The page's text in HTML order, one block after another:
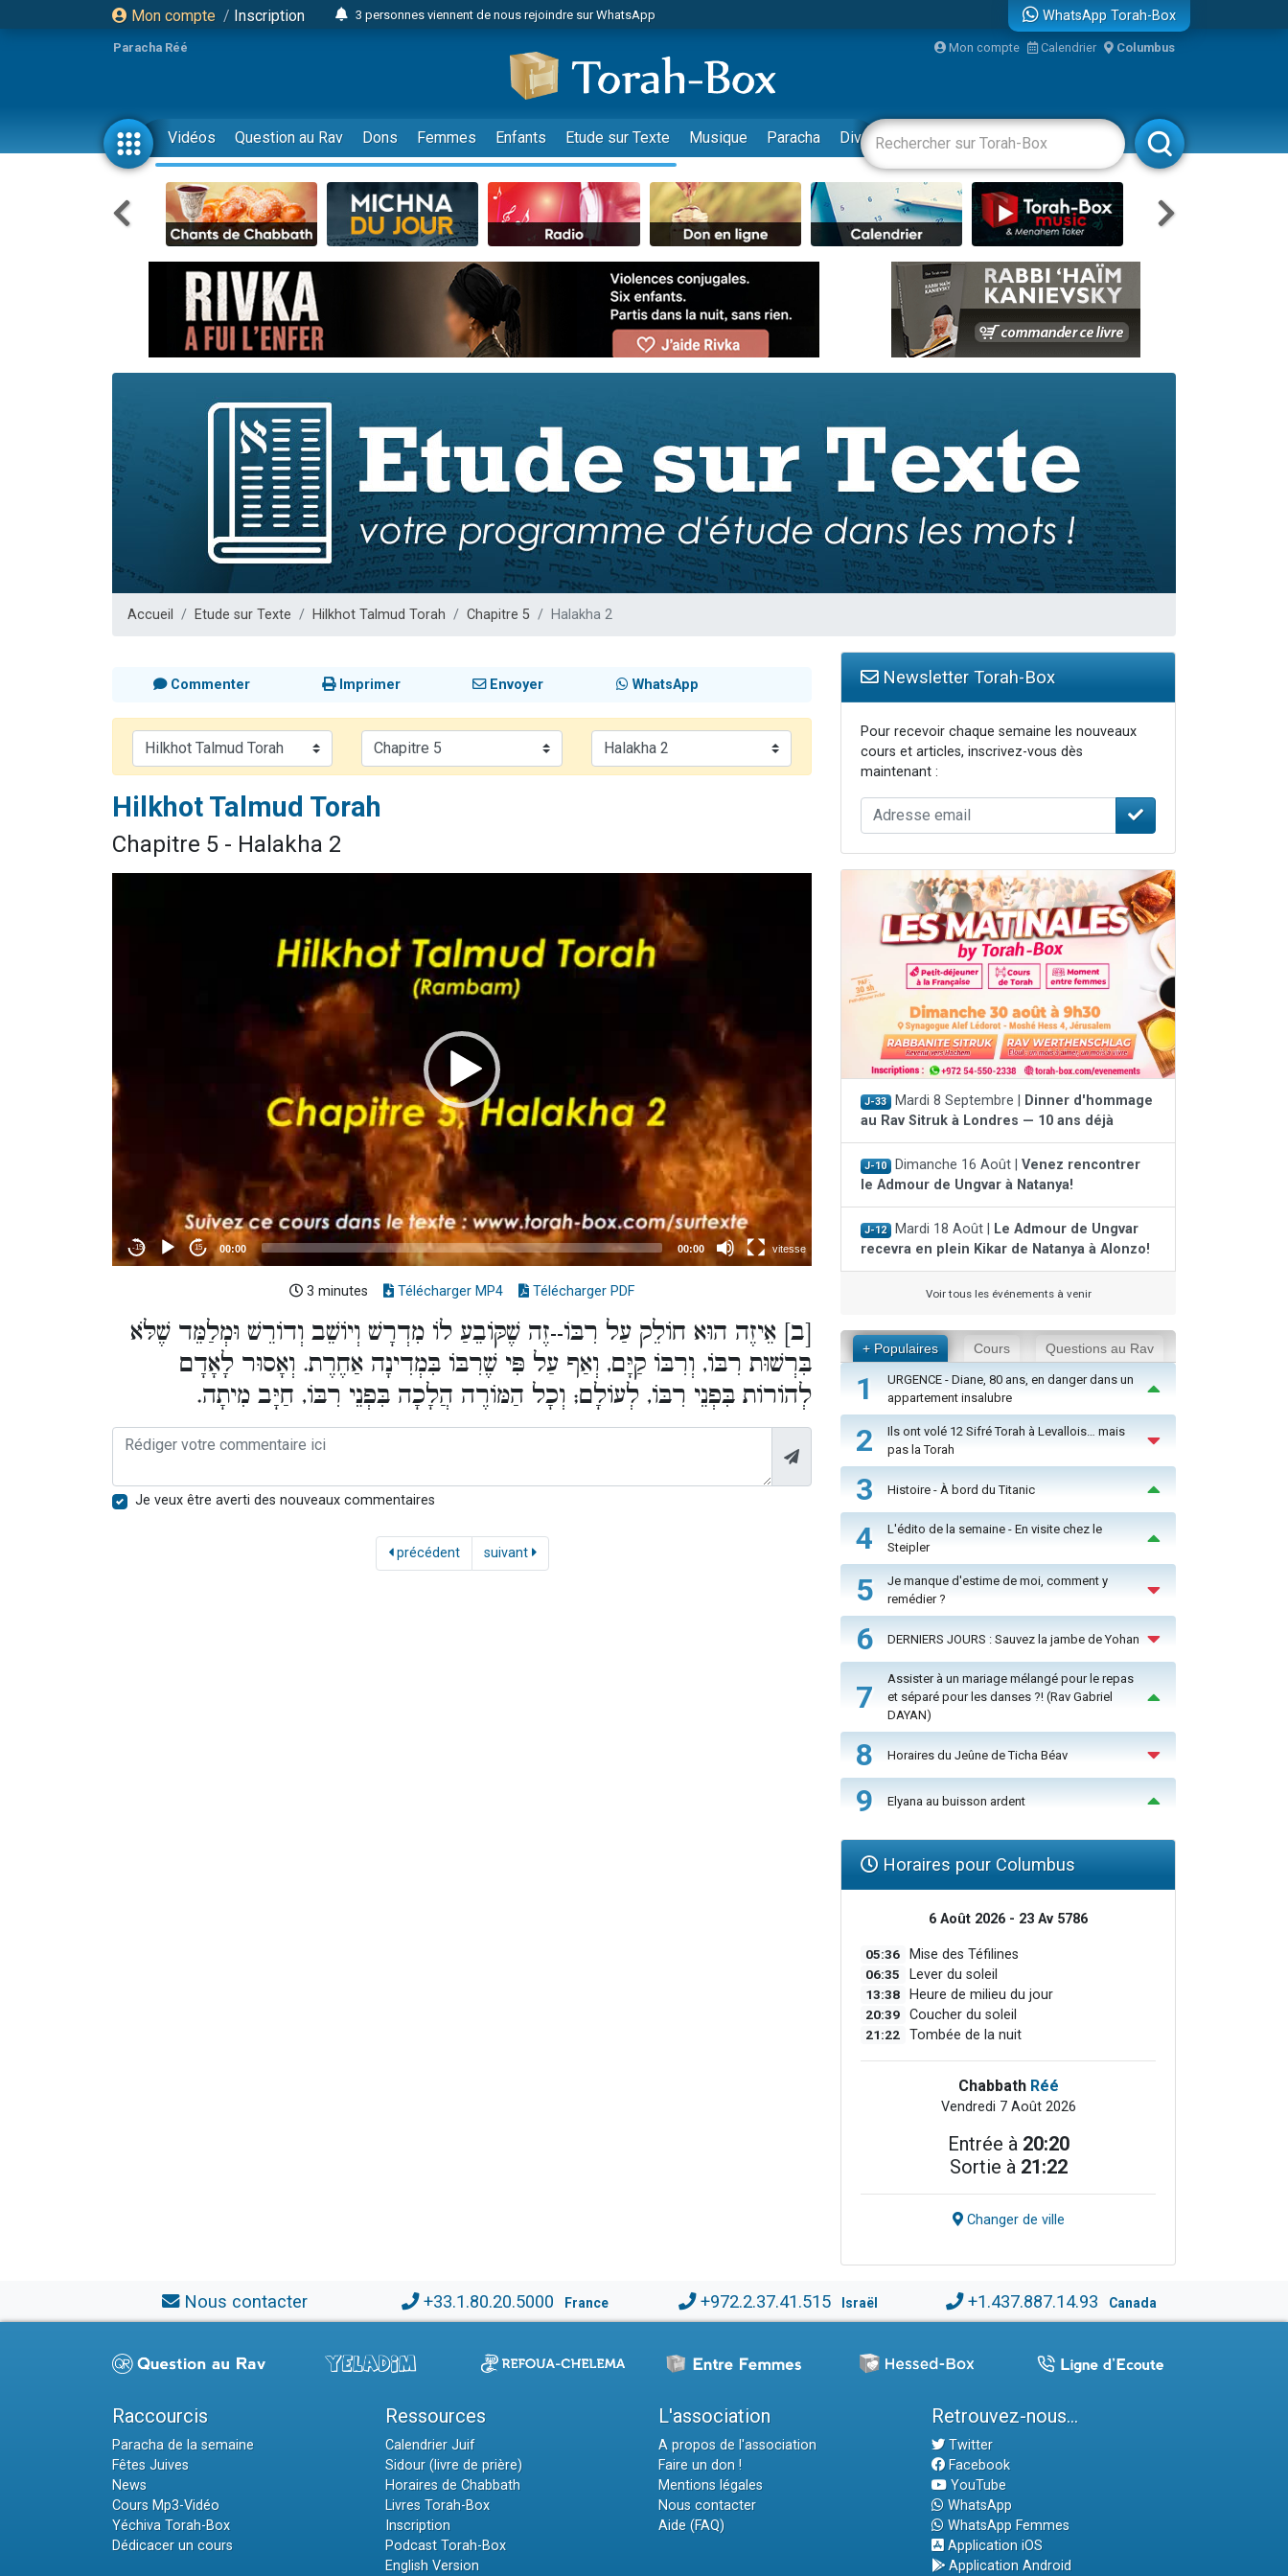
Mon compte / Inscription
3 personnes viennent de nous rejoindre sur WhatsApp
3 personnes viennent de faire un don pour 5 jours de vacances aux Orphelins
3 personnes viennent de faire un don pour Diane, 80 ans, dans un appartement insalubre
2 personnes viennent de nous rejoindre sur WhatsApp
13 personnes viennent de demander une bénédiction
30 personnes viennent de faire un don pour Sauvez la jambe de Yohan
Il reste 49 places pour étudier en groupe sur Zoom
12 nouvelles musiques dans Torah-Box Music
3 personnes viennent de nous rejoindre sur WhatsApp
2 personnes viennent de nous rejoindre sur WhatsApp
2 nouvelles musiques dans Torah-Box Music
3 personnes viennent de nous rejoindre sur WhatsApp
61 personnes viennent de demander une bénédiction
Il reste 49 places pour étudier en groupe sur Zoom
Ariel vient de donner son Maasser
Nathaniel vient de donner son Maasser
4 personnes viennent de nous rejoindre sur WhatsApp
WhatsApp Torah-Box
Paracha Réé Mon compte Calendrier Columbus
Vidéos Question au Rav Dons Femmes Enfants Etude sur Texte Musique Paracha Divertissements Livres Rabbanim
Accueil Etude sur Texte Hilkhot Talmud Torah Chapitre 5 Halakha 2
Commenter Imprimer Envoyer WhatsApp
Hilkhot Talmud Torah
Chapitre 5 - Halakha 2
3 minutes Télécharger MP4 Télécharger PDF
[ב] אֵיזֶה הוּא חוֹלֵק עַל רִבּוֹ--זֶה שֶׁקּוֹבֵעַ לוֹ מִדְרָשׁ וְיוֹשֵׁב וְדוֹרֵשׁ וּמְלַמֵּד שֶׁלֹּא
בִּרְשׁוּת רִבּוֹ, וְרִבּוֹ קַיָּם, וְאַף עַל פִּי שֶׁרִבּוֹ בִּמְדִינָה אַחֶרֶת. וְאָסוּר לָאָדָם
לְהוֹרוֹת בִּפְנֵי רִבּוֹ, לְעוֹלָם; וְכָל הַמּוֹרֶה הֲלָכָה בִּפְנֵי רִבּוֹ, חַיָּב מִיתָה.
Je veux être averti des nouveaux commentaires
précédent suivant
Newsletter Torah-Box
Pour recevoir chaque semaine les nouveaux
cours et articles, inscrivez-vous dès
maintenant :
J-33 Mardi 8 Septembre |
Dinner d'hommage
au Rav Sitruk à Londres — 10 ans déjà
J-10 Dimanche 16 Août | Venez rencontrer
le Admour de Ungvar à Natanya!
J-12 Mardi 18 Août |
Le Admour de Ungvar
recevra en plein Kikar de Natanya à Alonzo!
Voir tous les événements à venir
+ Populaires Cours Questions au Rav
1
URGENCE - Diane, 80 ans, en danger dans un
appartement insalubre
2
Ils ont volé 12 Sifré Torah à Levallois… mais
pas la Torah
3 Histoire - À bord du Titanic
4
L'édito de la semaine - En visite chez le
Steipler
5
Je manque d'estime de moi, comment y
remédier ?
6 DERNIERS JOURS : Sauvez la jambe de Yohan
7
Assister à un mariage mélangé pour le repas
et séparé pour les danses ?! (Rav Gabriel
DAYAN)
8 Horaires du Jeûne de Ticha Béav
9 Elyana au buisson ardent
Horaires pour Columbus
6 Août 2026 - 23 Av 5786
05:36 Mise des Téfilines
06:35 Lever du soleil
13:38 Heure de milieu du jour
20:39 Coucher du soleil
21:22 Tombée de la nuit
Chabbath Réé
Vendredi 7 Août 2026
Entrée à 20:20
Sortie à 21:22
Changer de ville
Nous contacter +33.1.80.20.5000 France +972.2.37.41.515 Israël +1.437.887.14.93 Canada
Raccourcis
Paracha de la semaine
Fêtes Juives
News
Cours Mp3-Vidéo
Yéchiva Torah-Box
Dédicacer un cours
Ressources
Calendrier Juif
Sidour (livre de prière)
Horaires de Chabbath
Livres Torah-Box
Inscription
Podcast Torah-Box
English Version
L'association
A propos de l'association
Faire un don !
Mentions légales
Nous contacter
Aide (FAQ)
Retrouvez-nous...
Twitter
Facebook
YouTube
WhatsApp
WhatsApp Femmes
Application iOS
Application Android